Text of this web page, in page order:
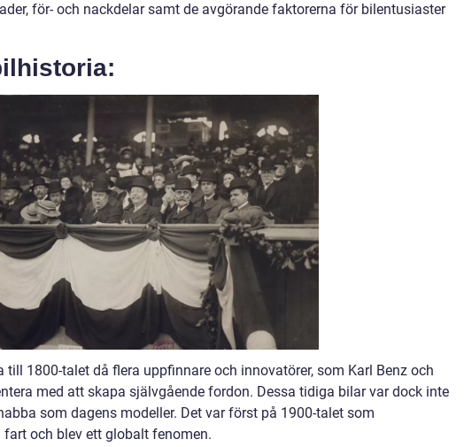
för- och nackdelar samt de avgörande faktorerna för bilentusiaster
1800-talet då flera uppfinnare och innovatörer, som Karl Benz och
med att skapa självgående fordon. Dessa tidiga bilar var dock inte
som dagens modeller. Det var först på 1900-talet som
och blev ett globalt fenomen.